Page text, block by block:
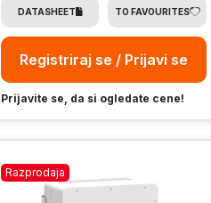
DATASHEET TO FAVOURITES
Registriraj se / Prijavi se
Prijavite se, da si ogledate cene!
Razprodaja